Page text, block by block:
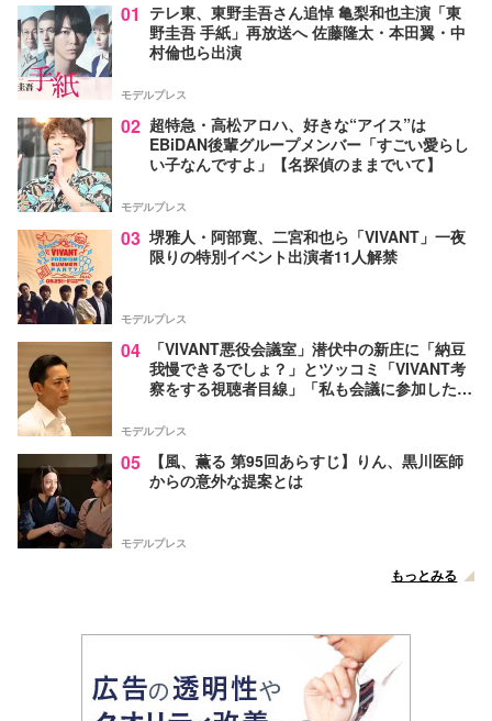
01 テレ東、東野圭吾さん追悼 亀梨和也主演「東
野圭吾 手紙」再放送へ 佐藤隆太・本田翼・中
村倫也ら出演
モデルプレス
02 超特急・高松アロハ、好きな“アイス”は
EBiDAN後輩グループメンバー「すごい愛らし
い子なんですよ」【名探偵のままでいて】
モデルプレス
03 堺雅人・阿部寛、二宮和也ら「VIVANT」一夜
限りの特別イベント出演者11人解禁
モデルプレス
04
「VIVANT悪役会議室」潜伏中の新庄に「納豆
我慢できるでしょ？」とツッコミ「VIVANT考
察をする視聴者目線」「私も会議に参加した
モデルプレス
05
【風、薫る 第95回あらすじ】りん、黒川医師
からの意外な提案とは
モデルプレス
もっとみる